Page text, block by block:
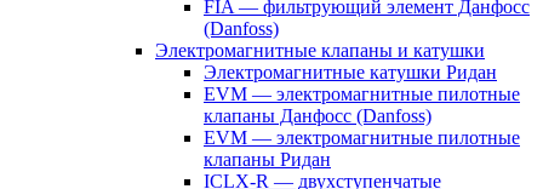
FIA — фильтрующий элемент Данфосс
(Danfoss)
Электромагнитные клапаны и катушки
Электромагнитные катушки Ридан
EVM — электромагнитные пилотные
клапаны Данфосс (Danfoss)
EVM — электромагнитные пилотные
клапаны Ридан
ICLX-R — двухступенчатые